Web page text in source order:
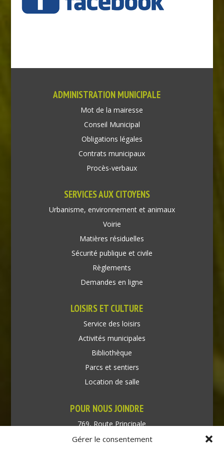
Gérer le consentement
ADMINISTRATION MUNICIPALE
Mot de la mairesse
Conseil Municipal
Obligations légales
Contrats municipaux
Procès-verbaux
SERVICES AUX CITOYENS
Urbanisme, environnement et animaux
Voirie
Matières résiduelles
Sécurité publique et civile
Règlements
Demandes en ligne
LOISIRS ET CULTURE
Service des loisirs
Activités municipales
Bibliothèque
Parcs et sentiers
Location de salle
POUR NOUS JOINDRE
769, Route Principale
Très-Saint-Rédempteur